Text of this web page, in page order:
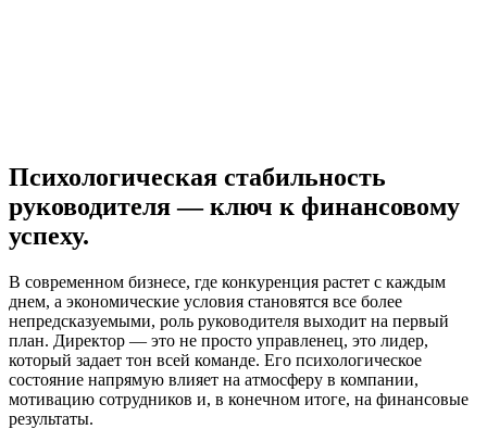
Психологическая стабильность
руководителя — ключ к финансовому
успеху.
В современном бизнесе, где конкуренция растет с каждым
днем, а экономические условия становятся все более
непредсказуемыми, роль руководителя выходит на первый
план. Директор — это не просто управленец, это лидер,
который задает тон всей команде. Его психологическое
состояние напрямую влияет на атмосферу в компании,
мотивацию сотрудников и, в конечном итоге, на финансовые
результаты.